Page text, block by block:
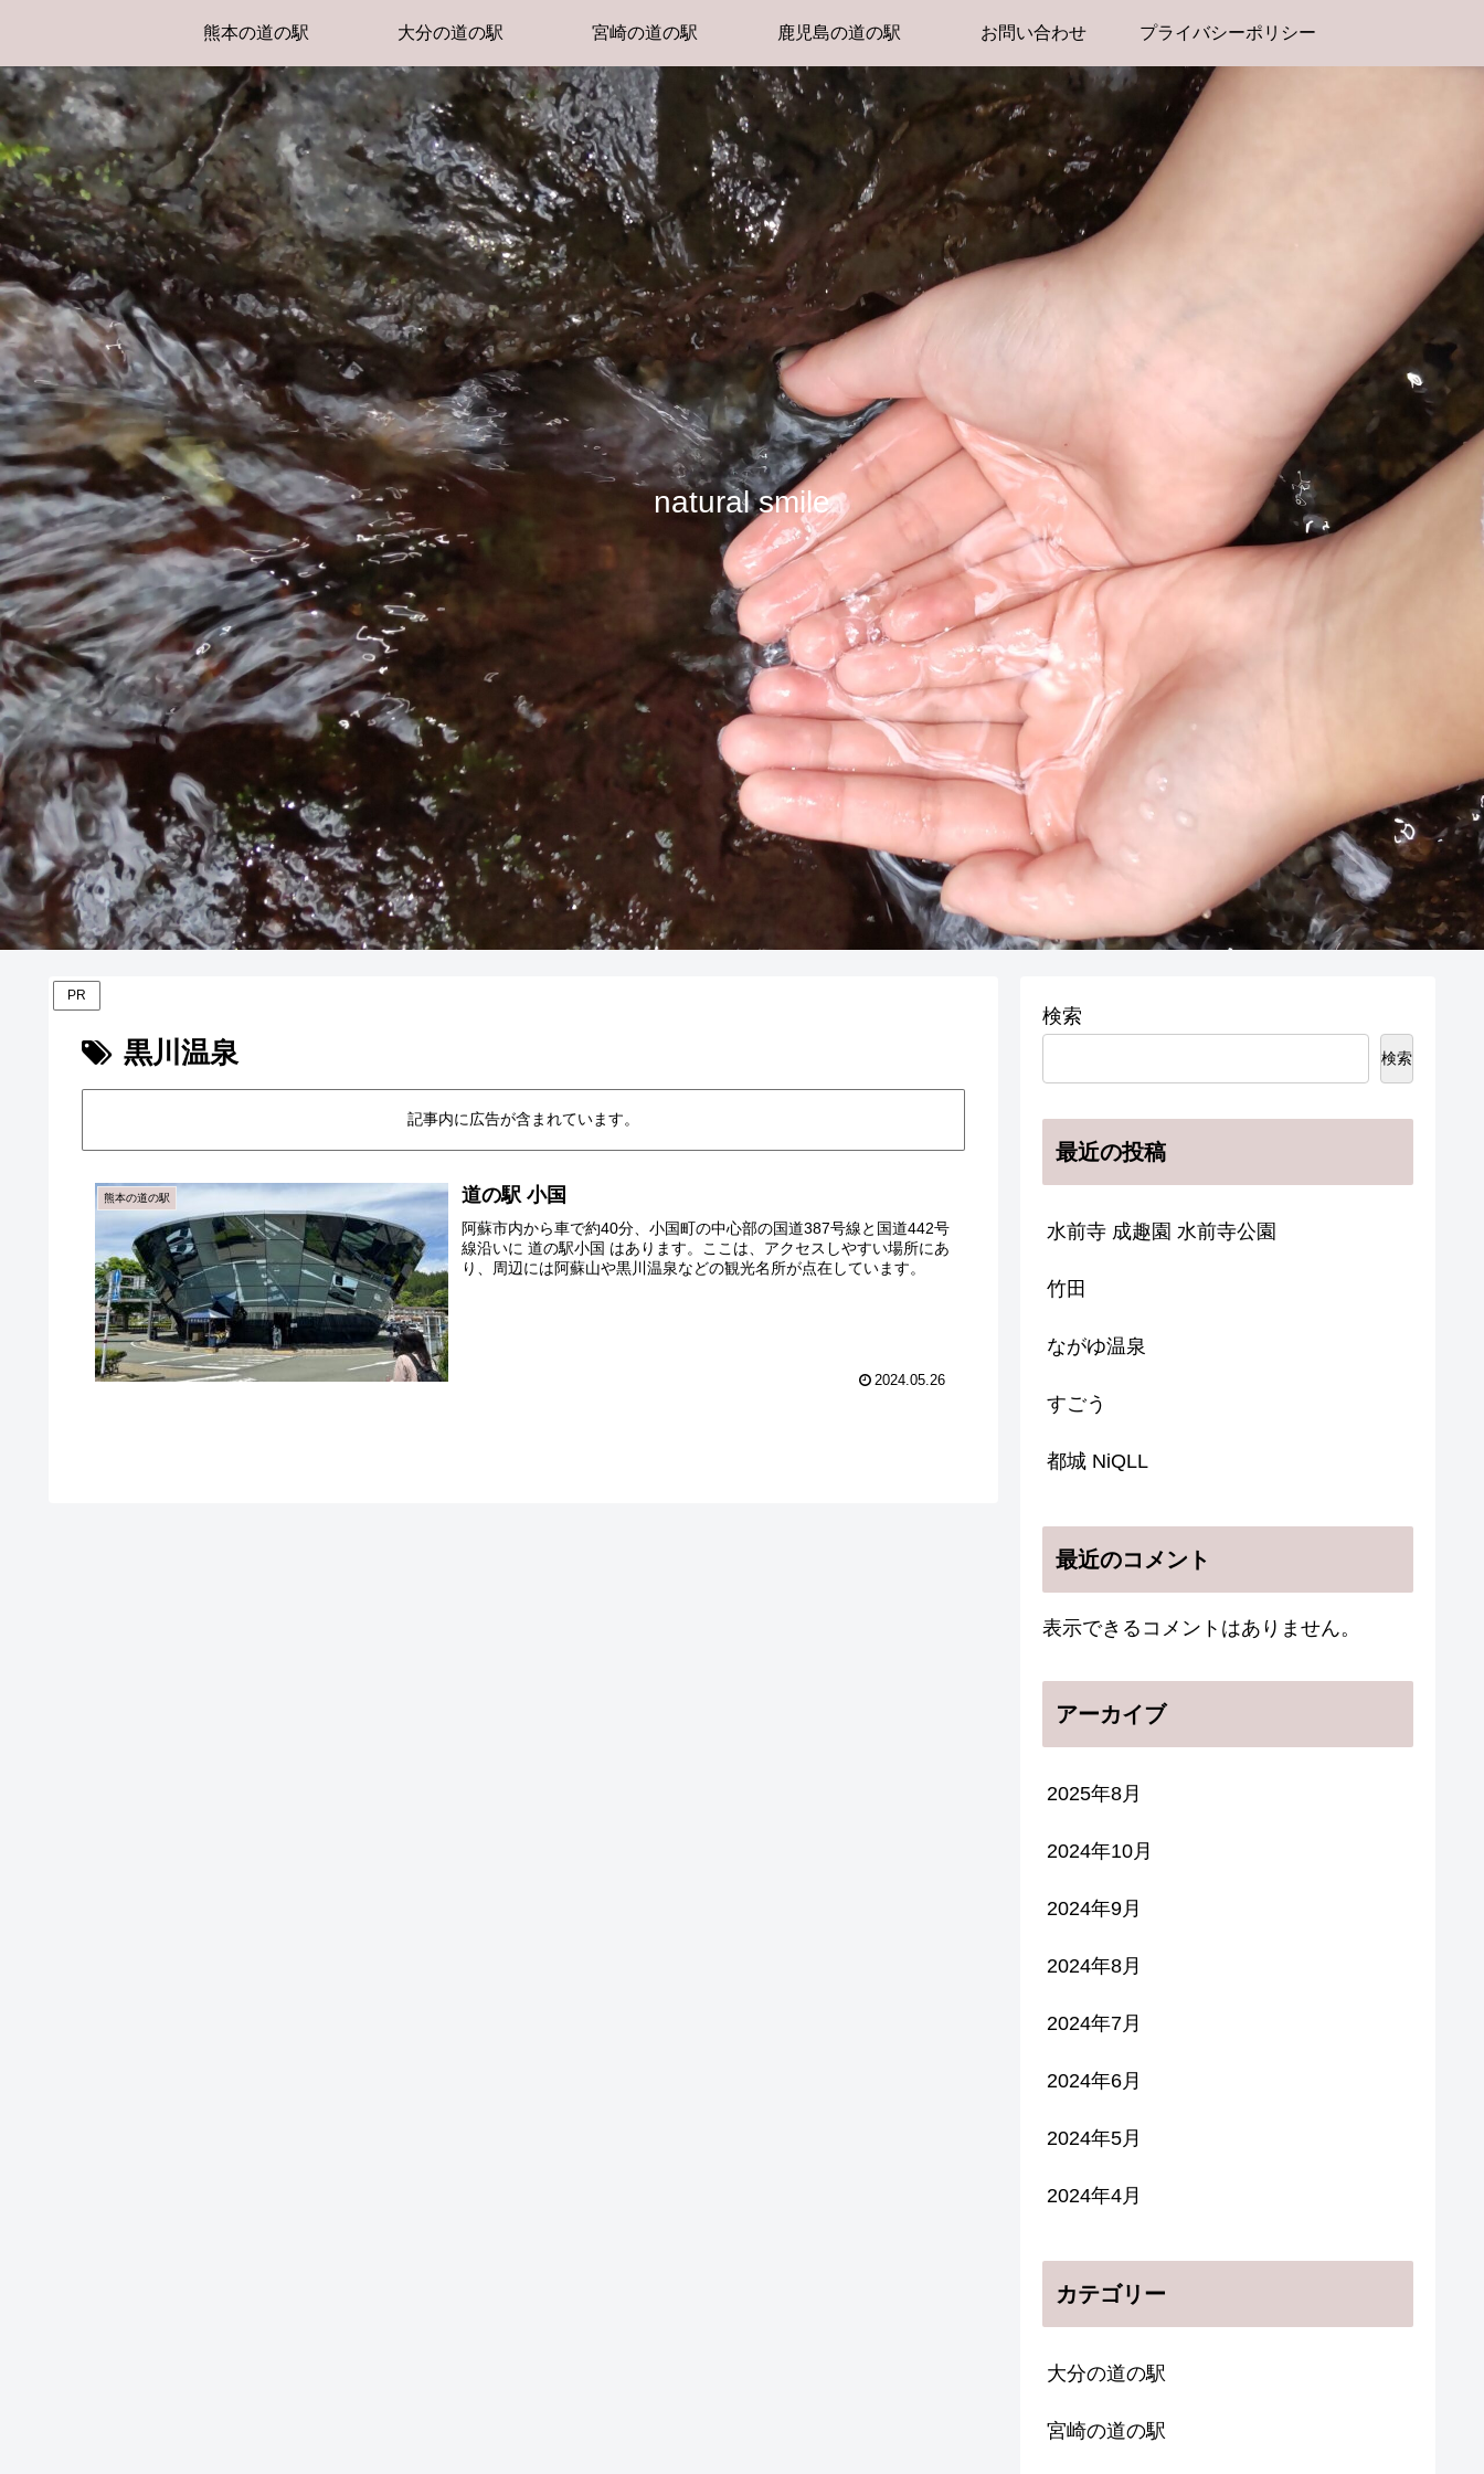
natural smile
熊本の道の駅 大分の道の駅 宮崎の道の駅 鹿児島の道の駅 お問い合わせ プライバシーポリシー
PR
黒川温泉
記事内に広告が含まれています。
熊本の道の駅 道の駅 小国
阿蘇市内から車で約40分、小国町の中心部の国道387号線と国道442号
線沿いに 道の駅小国 はあります。ここは、アクセスしやすい場所にあ
り、周辺には阿蘇山や黒川温泉などの観光名所が点在しています。
2024.05.26
検索
検索
最近の投稿
水前寺 成趣園 水前寺公園
竹田
ながゆ温泉
すごう
都城 NiQLL
最近のコメント
表示できるコメントはありません。
アーカイブ
2025年8月
2024年10月
2024年9月
2024年8月
2024年7月
2024年6月
2024年5月
2024年4月
カテゴリー
大分の道の駅
宮崎の道の駅